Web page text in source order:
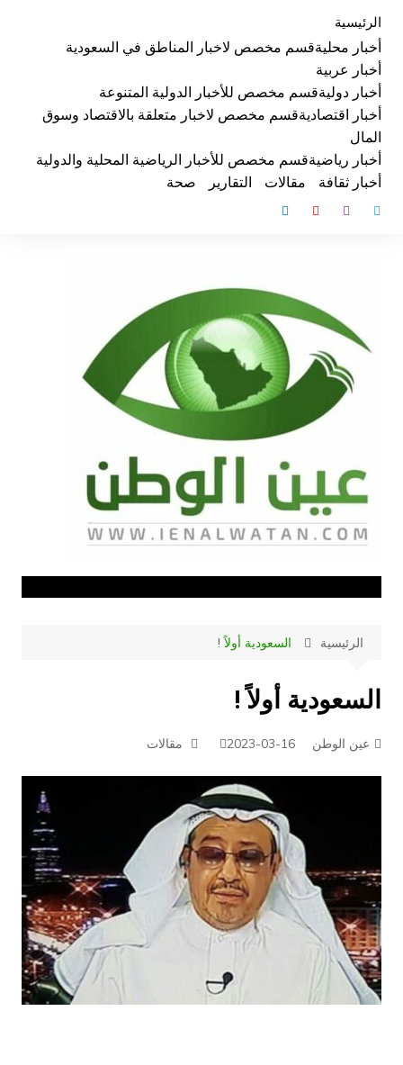
المحتوى
الرئيسية
أخبار محليةقسم مخصص لاخبار المناطق في السعودية
أخبار عربية
أخبار دوليةقسم مخصص للأخبار الدولية المتنوعة
أخبار اقتصاديةقسم مخصص لاخبار متعلقة بالاقتصاد وسوق
المال
أخبار رياضيةقسم مخصص للأخبار الرياضية المحلية والدولية
أخبار ثقافة
مقالات التقارير صحة
الرئيسية السعودية أولاً !
السعودية أولاً !
عين الوطن 2023-03-16 مقالات